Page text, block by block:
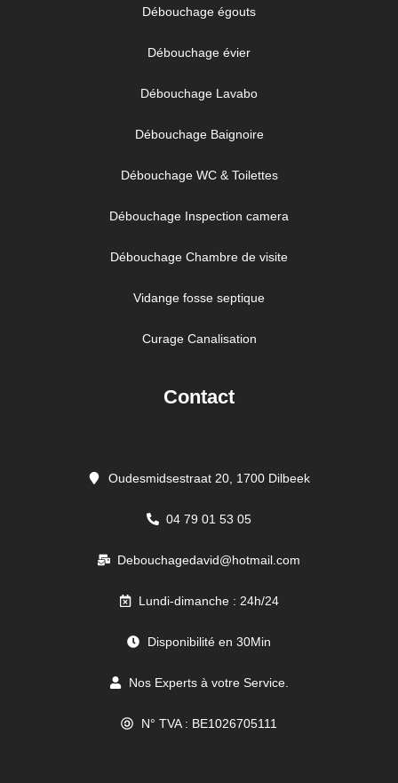
Débouchage égouts
Débouchage évier
Débouchage Lavabo
Débouchage Baignoire
Débouchage WC & Toilettes
Débouchage Inspection camera
Débouchage Chambre de visite
Vidange fosse septique
Curage Canalisation
Contact
Oudesmidsestraat 20, 1700 Dilbeek
04 79 01 53 05
Debouchagedavid@hotmail.com
Lundi-dimanche : 24h/24
Disponibilité en 30Min
Nos Experts à votre Service.
N° TVA : BE1026705111